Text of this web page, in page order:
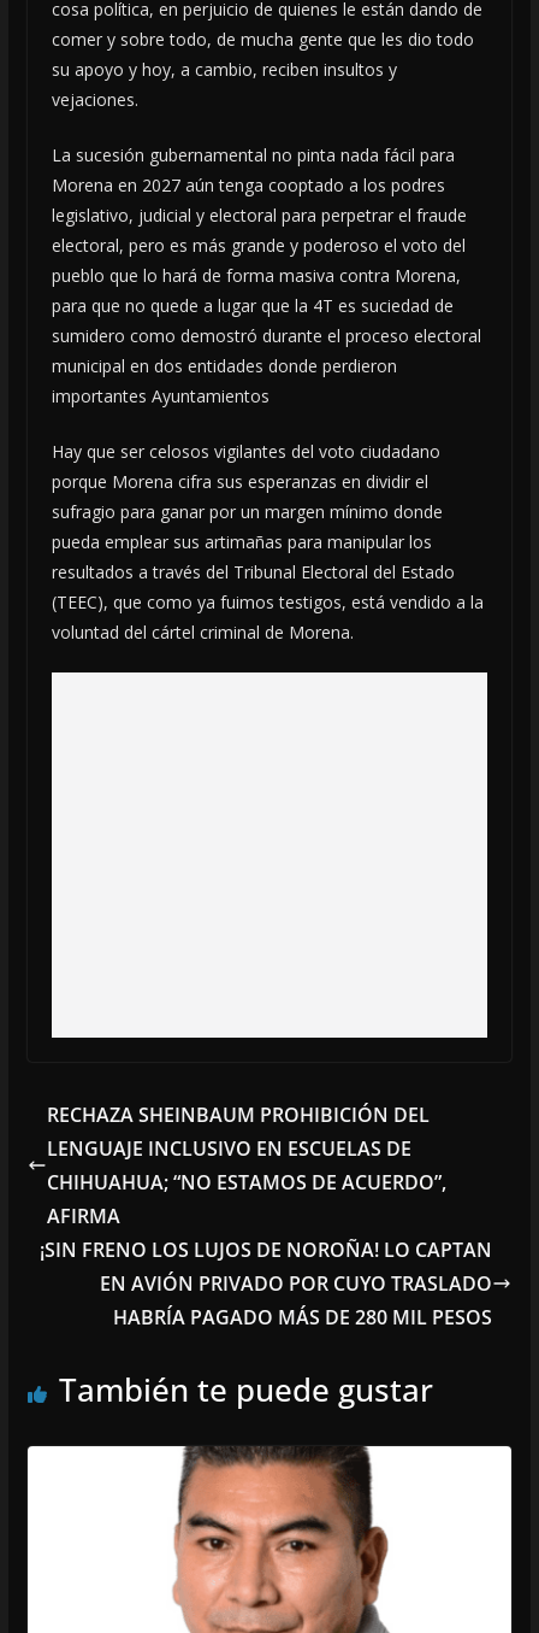
cosa política, en perjuicio de quienes le están dando de
comer y sobre todo, de mucha gente que les dio todo
su apoyo y hoy, a cambio, reciben insultos y
vejaciones.
La sucesión gubernamental no pinta nada fácil para
Morena en 2027 aún tenga cooptado a los podres
legislativo, judicial y electoral para perpetrar el fraude
electoral, pero es más grande y poderoso el voto del
pueblo que lo hará de forma masiva contra Morena,
para que no quede a lugar que la 4T es suciedad de
sumidero como demostró durante el proceso electoral
municipal en dos entidades donde perdieron
importantes Ayuntamientos
Hay que ser celosos vigilantes del voto ciudadano
porque Morena cifra sus esperanzas en dividir el
sufragio para ganar por un margen mínimo donde
pueda emplear sus artimañas para manipular los
resultados a través del Tribunal Electoral del Estado
(TEEC), que como ya fuimos testigos, está vendido a la
voluntad del cártel criminal de Morena.
RECHAZA SHEINBAUM PROHIBICIÓN DEL
LENGUAJE INCLUSIVO EN ESCUELAS DE
CHIHUAHUA; “NO ESTAMOS DE ACUERDO”,
AFIRMA
¡SIN FRENO LOS LUJOS DE NOROÑA! LO CAPTAN
EN AVIÓN PRIVADO POR CUYO TRASLADO
HABRÍA PAGADO MÁS DE 280 MIL PESOS
También te puede gustar